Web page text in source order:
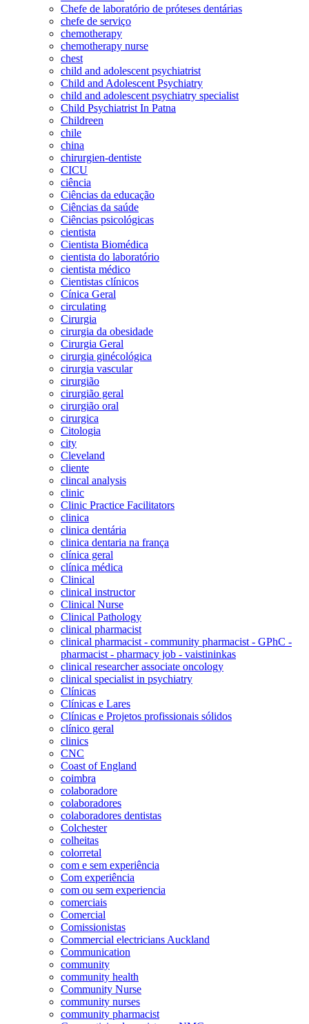
Chefe de laboratório de próteses dentárias
chefe de serviço
chemotherapy
chemotherapy nurse
chest
child and adolescent psychiatrist
Child and Adolescent Psychiatry
child and adolescent psychiatry specialist
Child Psychiatrist In Patna
Childreen
chile
china
chirurgien-dentiste
CICU
ciência
Ciências da educação
Ciências da saúde
Ciências psicológicas
cientista
Cientista Biomédica
cientista do laboratório
cientista médico
Cientistas clínicos
Cínica Geral
circulating
Cirurgia
cirurgia da obesidade
Cirurgia Geral
cirurgia ginécológica
cirurgia vascular
cirurgião
cirurgião geral
cirurgião oral
cirurgica
Citologia
city
Cleveland
cliente
clincal analysis
clinic
Clinic Practice Facilitators
clinica
clinica dentária
clinica dentaria na frança
clínica geral
clínica médica
Clinical
clinical instructor
Clinical Nurse
Clinical Pathology
clinical pharmacist
clinical pharmacist - community pharmacist - GPhC -
pharmacist - pharmacy job - vaistininkas
clinical researcher associate oncology
clinical specialist in psychiatry
Clínicas
Clínicas e Lares
Clínicas e Projetos profissionais sólidos
clínico geral
clinics
CNC
Coast of England
coimbra
colaboradore
colaboradores
colaboradores dentistas
Colchester
colheitas
colorretal
com e sem experiência
Com experiência
com ou sem experiencia
comerciais
Comercial
Comissionistas
Commercial electricians Auckland
Communication
community
community health
Community Nurse
community nurses
community pharmacist